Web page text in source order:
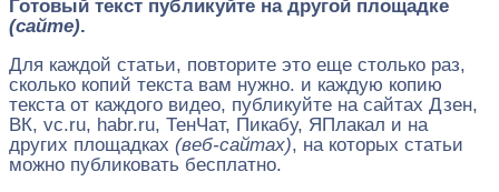
Готовый текст публикуйте на другой площадке
(сайте).
Для каждой статьи, повторите это еще столько раз,
сколько копий текста вам нужно. и каждую копию
текста от каждого видео, публикуйте на сайтах Дзен,
ВК, vc.ru, habr.ru, ТенЧат, Пикабу, ЯПлакал и на
других площадках (веб-сайтах), на которых статьи
можно публиковать бесплатно.